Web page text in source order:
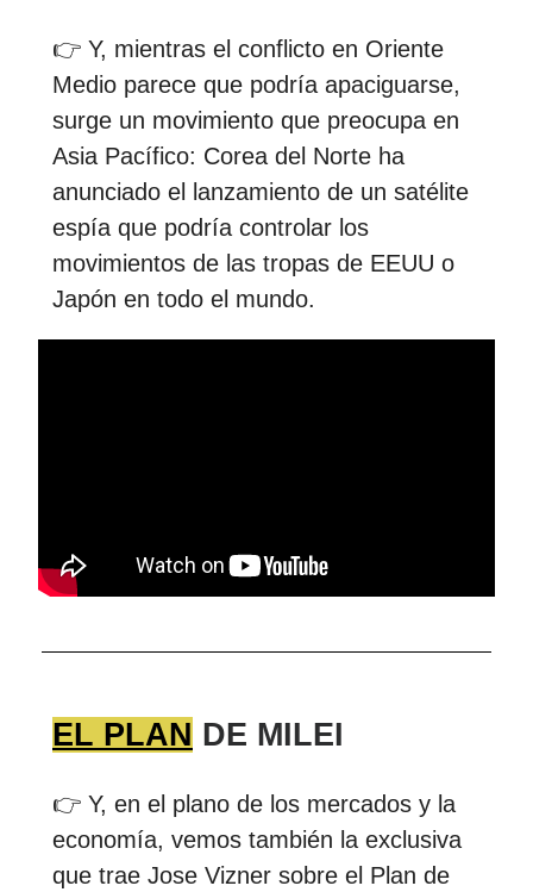
👉 Y, mientras el conflicto en Oriente
Medio parece que podría apaciguarse,
surge un movimiento que preocupa en
Asia Pacífico: Corea del Norte ha
anunciado el lanzamiento de un satélite
espía que podría controlar los
movimientos de las tropas de EEUU o
Japón en todo el mundo.
EL PLAN DE MILEI
👉 Y, en el plano de los mercados y la
economía, vemos también la exclusiva
que trae Jose Vizner sobre el Plan de